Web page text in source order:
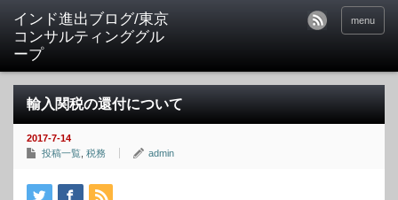
インド進出ブログ/東京
コンサルティンググル
ープ
menu
輸入関税の還付について
2017-7-14
投稿一覧 税務 admin